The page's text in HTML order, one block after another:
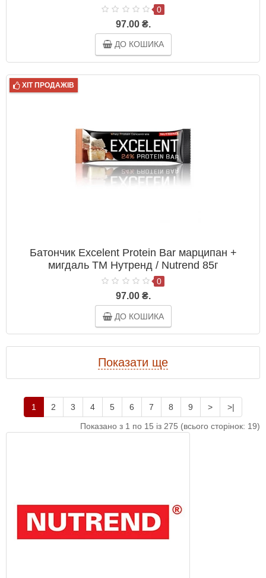
0
97.00 ₴.
ДО КОШИКА
ХІТ ПРОДАЖІВ
Батончик Excelent Protein Bar марципан +
мигдаль ТМ Нутренд / Nutrend 85г
0
97.00 ₴.
ДО КОШИКА
Показати ще
1 2 3 4 5 6 7 8 9 >
>|
Показано з 1 по 15 із 275 (всього сторінок: 19)